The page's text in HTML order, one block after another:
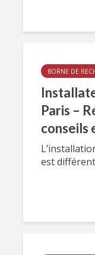
BORNE DE
Paris –
conseils
est